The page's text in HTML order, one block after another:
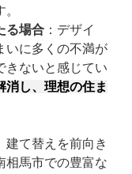
る場合：デザイ
いに多くの不満が
きないと感じてい
消し、理想の住ま
建て替えを前向き
相馬市での豊富な